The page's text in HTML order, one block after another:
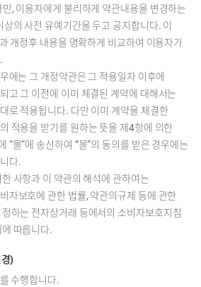
, 이용자에게 불리하게 약관내용을 변경하는
의 사전 유예기간을 두고 공지합니다. 이
개정후 내용을 명확하게 비교하여 이용자가
에는 그 개정약관은 그 적용일자 이후에
고 그 이전에 이미 체결된 계약에 대해서는
로 적용됩니다. 다만 이미 계약을 체결한
적용을 받기를 원하는 뜻을 제4항에 의한
“몰“에 송신하여 ”몰“의 동의를 받은 경우에는
다.
사항과 이 약관의 해석에 관하여는
자보호에 관한 법률, 약관의규제 등에 관한
하는 전자상거래 등에서의 소비자보호지침
따릅니다.
)
수행합니다.